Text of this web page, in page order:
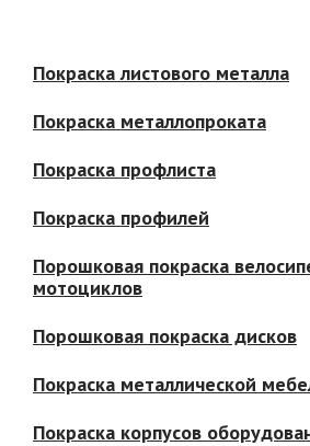
Покраска листового металла
Покраска металлопроката
Покраска профлиста
Покраска профилей
Порошковая покраска
мотоциклов
Порошковая покраска дисков
Покраска металлической
Покраска корпусов